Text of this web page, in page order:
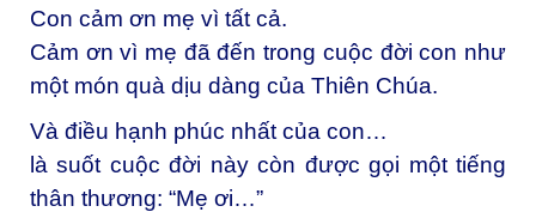
Con cảm ơn mẹ vì tất cả.
Cảm ơn vì mẹ đã đến trong cuộc đời con như
một món quà dịu dàng của Thiên Chúa.
Và điều hạnh phúc nhất của con…
là suốt cuộc đời này còn được gọi một tiếng
thân thương: “Mẹ ơi…”